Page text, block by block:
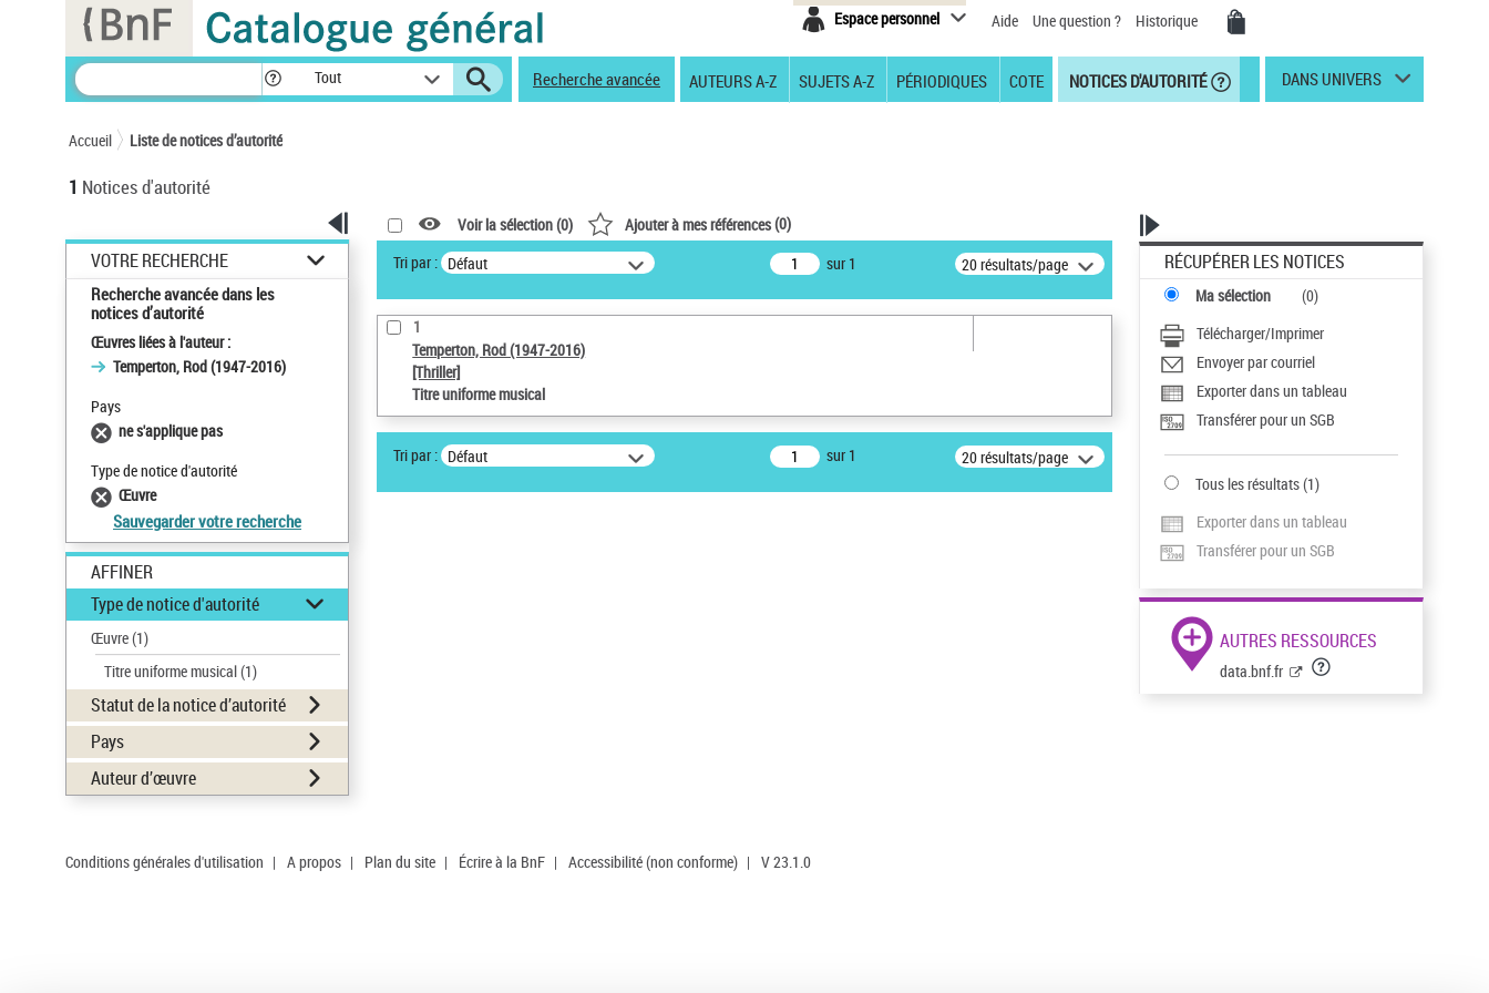
Espace personnel Aide Une question ? Historique
Tout Recherche avancée AUTEURS A-Z SUJETS A-Z PÉRIODIQUES COTE NOTICES D'AUTORITÉ DANS UNIVERS
Accueil Liste de notices d’autorité
1 Notices d'autorité
VOTRE RECHERCHE
Recherche avancée dans les
notices d’autorité
Œuvres liées à l'auteur :
Temperton, Rod (1947-2016)
Pays
ne s'applique pas
Type de notice d'autorité
Œuvre
Sauvegarder votre recherche
AFFINER
Type de notice d'autorité
Œuvre(1)
Titre uniforme musical(1)
Statut de la notice d’autorité
Pays
Auteur d’œuvre
Voir la sélection (0) Ajouter à mes références(0)
Tri par : Défaut sur 1 20 résultats/page
1
Temperton, Rod (1947-2016)
[Thriller]
Titre uniforme musical
Tri par : Défaut sur 1 20 résultats/page
RÉCUPÉRER LES NOTICES
Ma sélection (0)
Télécharger/Imprimer
Envoyer par courriel
Exporter dans un tableau
Transférer pour un SGB
Tous les résultats(1)
Exporter dans un tableau
Transférer pour un SGB
AUTRES RESSOURCES
data.bnf.fr
Conditions générales d'utilisation | A propos | Plan du site | Écrire à la BnF | Accessibilité (non conforme) | V 23.1.0
Panneau de gestion des cookies